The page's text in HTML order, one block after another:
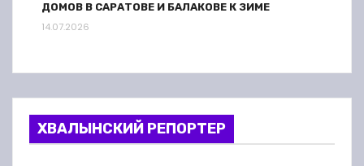
ДОМОВ В САРАТОВЕ И БАЛАКОВЕ К ЗИМЕ
14.07.2026
ХВАЛЫНСКИЙ РЕПОРТЕР